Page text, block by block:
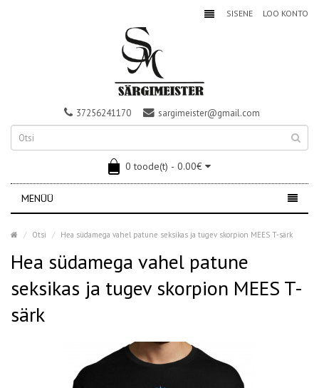
SISENE LOO KONTO
37256241170 sargimeister@gmail.com
0 toode(t) - 0.00€
MENÜÜ
Otsi Hea südamega vahel patune seksikas ja tugev skorpion MEES T-särk
Hea südamega vahel patune
seksikas ja tugev skorpion MEES T-
särk